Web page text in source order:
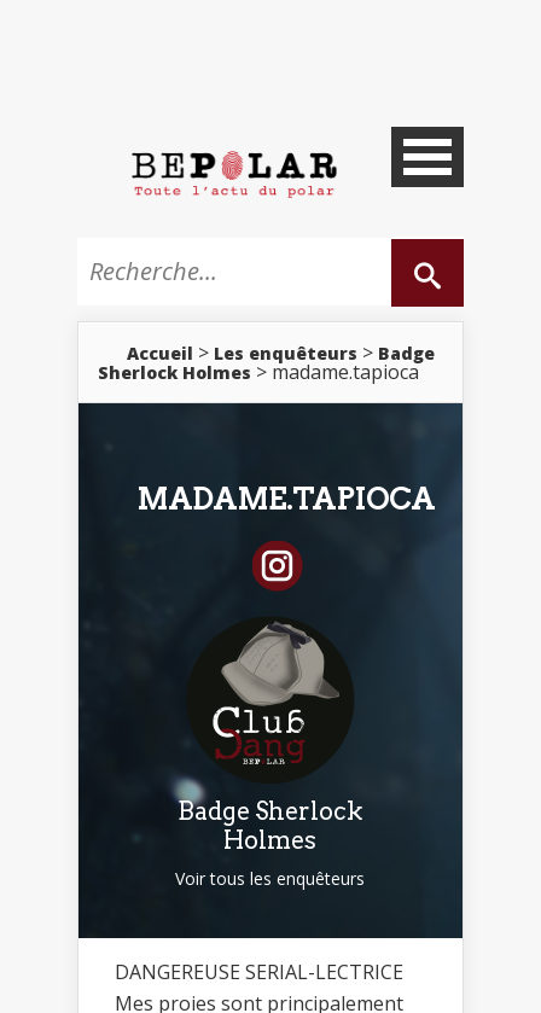
Accueil > Les enquêteurs > Badge
Sherlock Holmes > madame.tapioca
MADAME.TAPIOCA
Badge Sherlock
Holmes
Voir tous les enquêteurs
DANGEREUSE SERIAL-LECTRICE
Mes proies sont principalement